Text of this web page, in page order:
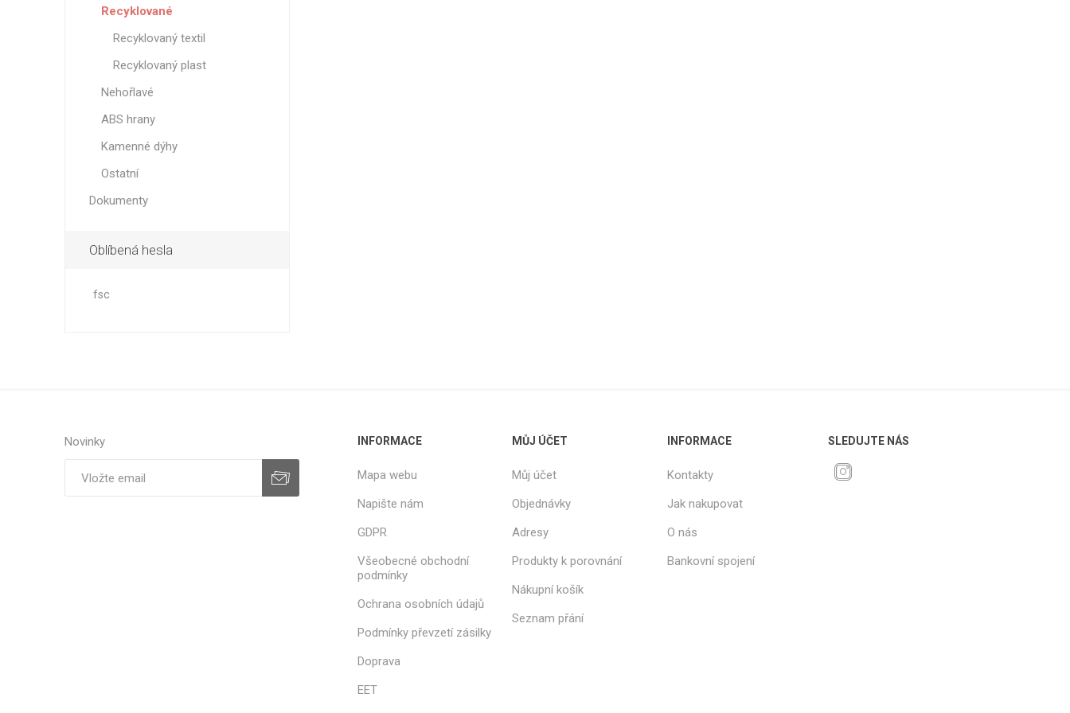
Recyklované
Recyklovaný textil
Recyklovaný plast
Nehořlavé
ABS hrany
Kamenné dýhy
Ostatní
Dokumenty
Oblíbená hesla
fsc
Novinky INFORMACE
Mapa webu
Napište nám
GDPR
Všeobecné obchodní
podmínky
Ochrana osobních údajů
Podmínky převzetí zásilky
Doprava
EET
MŮJ ÚČET
Můj účet
Objednávky
Adresy
Produkty k porovnání
Nákupní košík
Seznam přání
INFORMACE
Kontakty
Jak nakupovat
O nás
Bankovní spojení
SLEDUJTE NÁS